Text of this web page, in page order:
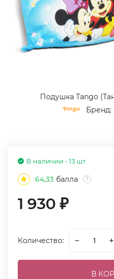
Подушка Tango
Бренд:
В наличии - 13 шт
64,33 балла ?
1 930 ₽
Количество:
В